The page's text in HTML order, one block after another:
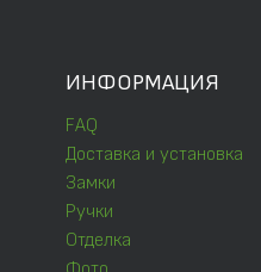
ИНФОРМАЦИЯ
FAQ
Доставка и установка
Замки
Ручки
Отделка